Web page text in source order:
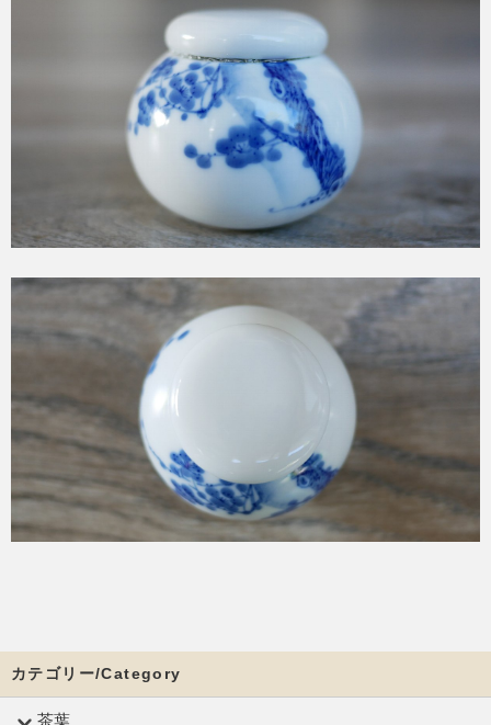
カテゴリー/Category
茶葉